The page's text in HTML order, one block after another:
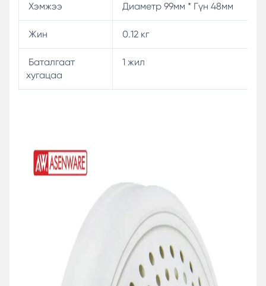
Хэмжээ Диаметр 99мм * Гүн 48мм
Жин 0.12 кг
Баталгаат
хугацаа
1 жил